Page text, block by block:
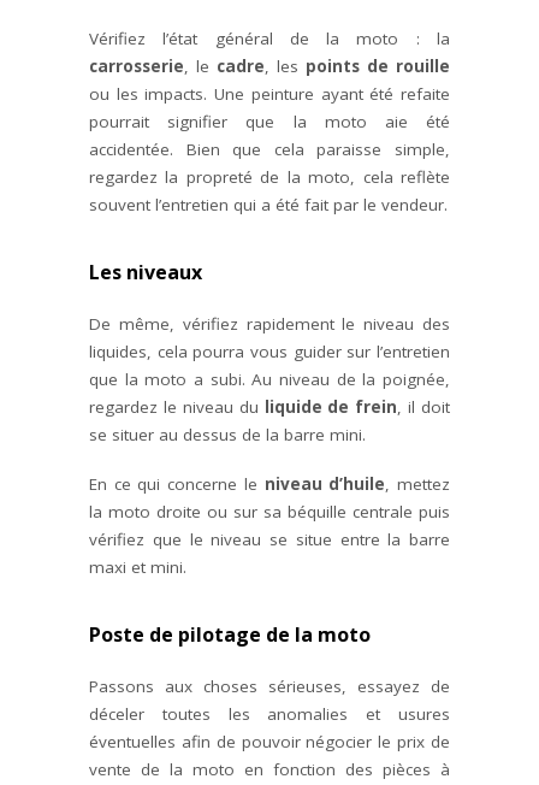
Vérifiez l’état général de la moto : la
carrosserie, le cadre, les points de rouille
ou les impacts. Une peinture ayant été refaite
pourrait signifier que la moto aie été
accidentée. Bien que cela paraisse simple,
regardez la propreté de la moto, cela reflète
souvent l’entretien qui a été fait par le vendeur.
Les niveaux
De même, vérifiez rapidement le niveau des
liquides, cela pourra vous guider sur l’entretien
que la moto a subi. Au niveau de la poignée,
regardez le niveau du
liquide de frein, il doit
se situer au dessus de la barre mini.
En ce qui concerne le niveau d’huile, mettez
la moto droite ou sur sa béquille centrale puis
vérifiez que le niveau se situe entre la barre
maxi et mini.
Poste de pilotage de la moto
Passons aux choses sérieuses, essayez de
déceler toutes les anomalies et usures
éventuelles afin de pouvoir négocier le prix de
vente de la moto en fonction des pièces à